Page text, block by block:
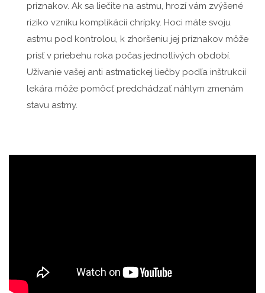
príznakov. Ak sa liečite na astmu, hrozí vám zvýšené
riziko vzniku komplikácií chrípky. Hoci máte svoju
astmu pod kontrolou, k zhoršeniu jej príznakov môže
prísť v priebehu roka počas jednotlivých období.
Užívanie vašej anti astmatickej liečby podľa inštrukcií
lekára môže pomôcť predchádzať náhlym zmenám
stavu astmy.